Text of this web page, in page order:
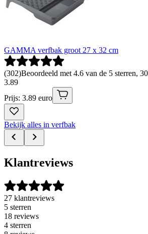
GAMMA verfbak groot 27 x 32 cm
(302)Beoordeeld met 4.6 van de 5 sterren,
3.89
Prijs: 3.89 euro
Bekijk alles in verfbak
Klantreviews
27 klantreviews
5 sterren
18 reviews
4 sterren